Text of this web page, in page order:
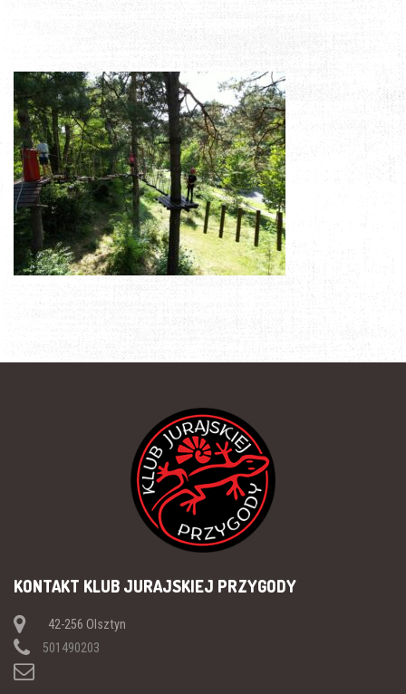
KONTAKT KLUB JURAJSKIEJ PRZYGODY
42-256 Olsztyn
501490203